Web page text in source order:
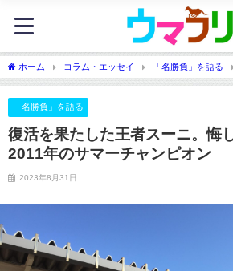
ホーム コラム・エッセイ 「名勝負」を語る
ニ。悔し涙から1年後、2011年のサマーチャンピオン
「名勝負」を語る
復活を果たした王者スーニ。悔
2011年のサマーチャンピオン
2023年8月31日